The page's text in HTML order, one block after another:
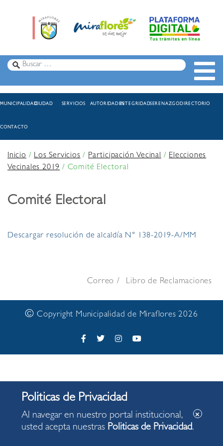
MUNICIPALIDADCIUDAD SERVICIOS AUTORIDADESINTEGRIDADSERENAZGODIRECTORIO
CONTACTO
Inicio/Los Servicios/Participación Vecinal/Elecciones
Vecinales 2019/ Comité Electoral
Comité Electoral
Descargar resolución de alcaldía N° 138-2019-A/MM
Correo Libro de Reclamaciones
© Copyright Municipalidad de Miraflores 2026
Al navegar en nuestro portal institucional,
usted acepta nuestras Politicas de Privacidad.